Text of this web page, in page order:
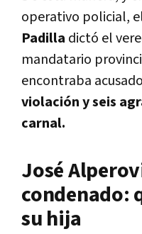
operativo policial,
Padilla dictó el
mandatario
encontraba
violación y seis
carnal.
José
condenado:
su hija